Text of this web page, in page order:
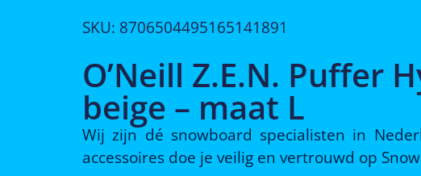
SKU: 8706504495165141891
O’Neill Z.E.N. Puffer
beige – maat L
Wij zijn dé snowboard specialisten in
accessoires doe je veilig en vertrouwd op